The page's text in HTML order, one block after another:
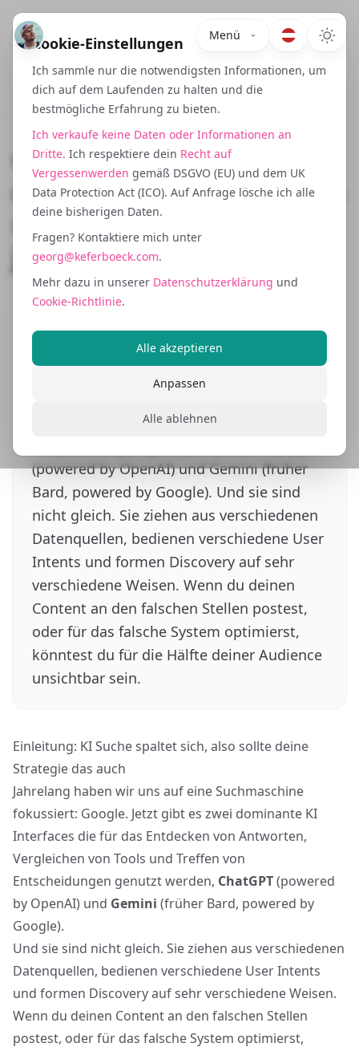
Cookie-Einstellungen
Ich sammle nur die notwendigsten Informationen, um
dich auf dem Laufenden zu halten und die
bestmögliche Erfahrung zu bieten.
Ich verkaufe keine Daten oder Informationen an
Dritte. Ich respektiere dein Recht auf
Vergessenwerden gemäß DSGVO (EU) und dem UK
Data Protection Act (ICO). Auf Anfrage lösche ich alle
deine bisherigen Daten.
Fragen? Kontaktiere mich unter
georg@keferboeck.com.
Mehr dazu in unserer Datenschutzerklärung und
Cookie-Richtlinie.
Alle ablehnen
Anpassen
Alle akzeptieren
Menü
ChatGPT vs Gemini: Wo du
deinen Content optimieren
sollst und warum es für
jede Industrie wichtig ist
April 9, 2024
Jahrelang haben wir uns auf eine
Suchmaschine fokussiert: Google. Jetzt
gibt es zwei dominante KI Interfaces die
Vergleichen von Tools und Treffen von
(powered by OpenAI) und Gemini (früher
Bard, powered by Google). Und sie sind
nicht gleich. Sie ziehen aus verschiedenen
Datenquellen, bedienen verschiedene User
Intents und formen Discovery auf sehr
verschiedene Weisen. Wenn du deinen
Content an den falschen Stellen postest,
oder für das falsche System optimierst,
könntest du für die Hälfte deiner Audience
unsichtbar sein.
Einleitung: KI Suche spaltet sich, also sollte deine
Strategie das auch
Jahrelang haben wir uns auf eine Suchmaschine
fokussiert: Google. Jetzt gibt es zwei dominante KI
Interfaces die für das Entdecken von Antworten,
Vergleichen von Tools und Treffen von
Entscheidungen genutzt werden, ChatGPT(powered
by OpenAI) und Gemini (früher Bard, powered by
Google).
Und sie sind nicht gleich. Sie ziehen aus verschiedenen
Datenquellen, bedienen verschiedene User Intents
und formen Discovery auf sehr verschiedene Weisen.
Wenn du deinen Content an den falschen Stellen
postest, oder für das falsche System optimierst,